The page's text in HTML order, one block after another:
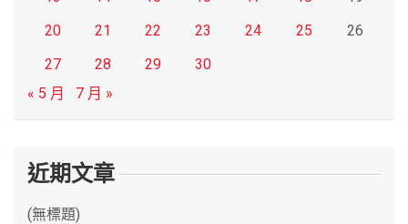
20
21 22 23 24 25
26
27
28 29
30
« 5 月
7 月 »
近期文章
(無標題)